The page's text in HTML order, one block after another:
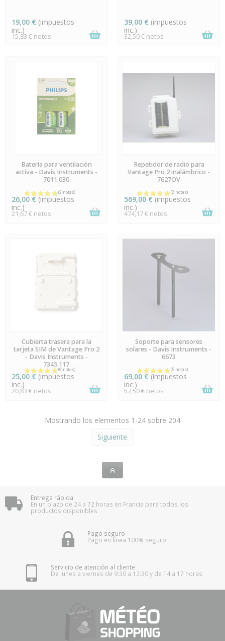
(2 notas)
19,00 € (impuestos
inc.)
15,83 € netos
39,00 € (impuestos
inc.)
32,50 € netos
EN STOCK
Batería para ventilación
activa - Davis Instruments -
7011.030
26,00 € (impuestos
inc.)
21,67 € netos
EN STOCK
Repetidor de radio para
Vantage Pro 2 inalámbrico -
7627OV
569,00 € (impuestos
inc.)
474,17 € netos
EN STOCK
Cubierta trasera para la
tarjeta SIM de Vantage Pro 2
- Davis Instruments -
7345.117
25,00 € (impuestos
inc.)
20,83 € netos
EN STOCK
Soporte para sensores
solares - Davis Instruments -
6673
69,00 € (impuestos
inc.)
57,50 € netos
Mostrando los elementos 1-24 sobre 204
Siguiente
Entrega rápida
En un plazo de 24 a 72 horas en Francia para todos los
productos disponibles
Pago seguro
Pago en línea 100% seguro
Servicio de atención al cliente
De lunes a viernes de 9:30 a 12:30 y de 14 a 17 horas